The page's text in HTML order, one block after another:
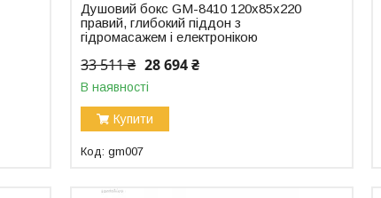
Душовий бокс GM-8410 120x85x220
правий, глибокий піддон з
гідромасажем і електронікою
33 511 ₴ 28 694 ₴
В наявності
Купити
gm007